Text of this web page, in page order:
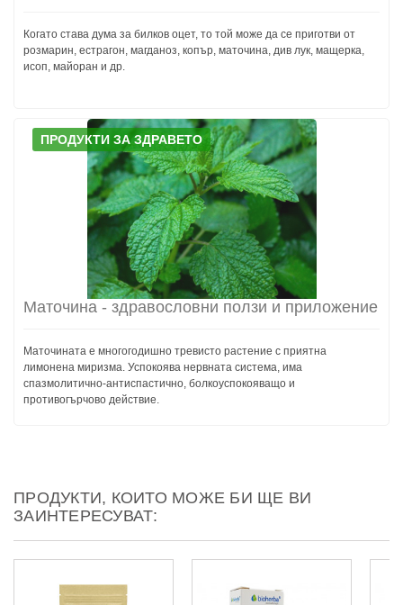
Когато става дума за билков оцет, то той може да се приготви от
розмарин, естрагон, магданоз, копър, маточина, див лук, мащерка,
исоп, майоран и др.
ПРОДУКТИ ЗА ЗДРАВЕТО
Маточина - здравословни ползи и приложение
Маточината е многогодишно тревисто растение с приятна
лимонена миризма. Успокоява нервната система, има
спазмолитично-антиспастично, болкоуспокояващо и
противогърчово действие.
ПРОДУКТИ, КОИТО МОЖЕ БИ ЩЕ ВИ
ЗАИНТЕРЕСУВАТ: